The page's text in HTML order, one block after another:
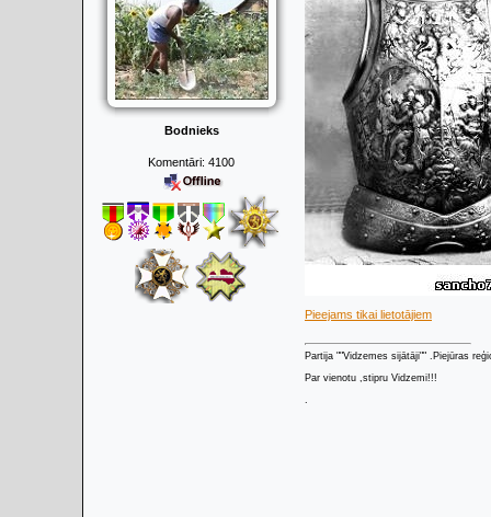
Bodnieks
Komentāri: 4100
Pieejams tikai lietotājiem
Partija ""Vidzemes sijātāji"" .Piejūras
Par vienotu ,stipru Vidzemi!!!